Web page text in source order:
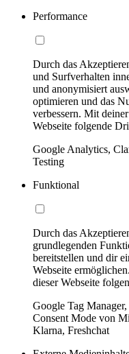
Performance
Durch das
und Surfverhalten
und anonymisiert
optimieren und das
verbessern. Mit
Webseite folgende
Google Analytics,
Testing
Funktional
Durch das
grundlegenden
bereitstellen und dir
Webseite
dieser Webseite
Google Tag
Consent Mode von
Klarna, Freshchat